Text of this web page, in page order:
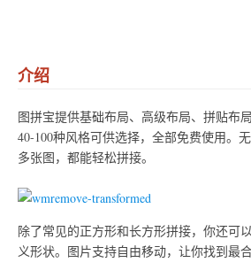
介绍
图拼宝提供基础布局、高级布局、拼贴布
40-100种风格可供选择，全部免费使用。
多张图，都能轻松拼接。
除了常见的正方形和长方形拼接，你还可
义形状。图片支持自由移动，让你找到最